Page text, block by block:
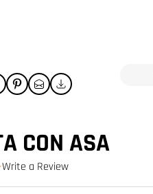
CON ASA
0.0 star rating
Write a Review